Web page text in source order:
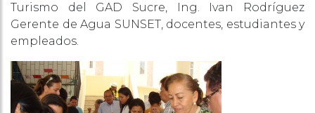
Turismo del GAD Sucre, Ing. Ivan Rodríguez
Gerente de Agua SUNSET, docentes, estudiantes y
empleados.